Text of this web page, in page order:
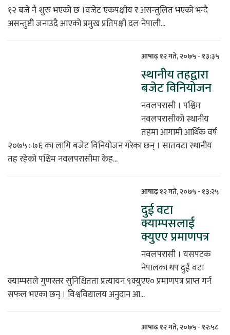
१२ बजे नै शुरु भएको छ ।वजेट एकपक्षीय र असन्तुलित भएको भन्दै
असन्तुष्टी जनाउंदै आएको प्रमुख प्रतिपक्षी दल नेपाली...
आषाढ़ १२ गते, २०७५ - १३:३५
स्थानीय तहद्वारा
बजेट विनियोजन
नवलपरासी । पश्चिम
नवलपरासीको स्थानीय
तहमा आगामी आर्थिक वर्ष
२०७५÷७६ का लागि बजेट विनियोजन गरेका छन् । सातवटा स्थानीय
तह रहेको पश्चिम नवलपरासीमा केह...
आषाढ़ १२ गते, २०७५ - १३:२५
दुई वटा
क्याम्पसलाई
क्युएए प्रमाणपत्र
नवलपरासी । यसपटक
नेपालका थप दुई वटा
क्याम्पसले गुणस्तर सुनिश्चितता प्रत्यायन ९क्युएए० प्रमाणपत्र प्राप्त गर्न
सफल भएका छन् । विश्वविद्यालय अनुदान आ...
आषाढ़ १२ गते, २०७५ - १२:५८